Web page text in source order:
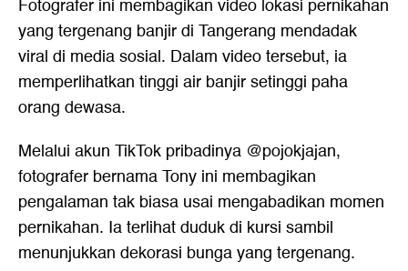
Fotografer ini membagikan video lokasi pernikahan
yang tergenang banjir di Tangerang mendadak
viral di media sosial. Dalam video tersebut, ia
memperlihatkan tinggi air banjir setinggi paha
orang dewasa.
Melalui akun TikTok pribadinya @pojokjajan,
fotografer bernama Tony ini membagikan
pengalaman tak biasa usai mengabadikan momen
pernikahan. Ia terlihat duduk di kursi sambil
menunjukkan dekorasi bunga yang tergenang.